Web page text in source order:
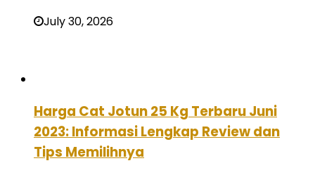
July 30, 2026
Harga Cat Jotun 25 Kg Terbaru Juni
2023: Informasi Lengkap Review dan
Tips Memilihnya